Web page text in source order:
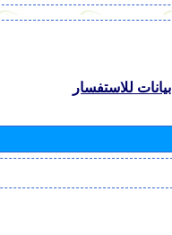
بيانات للاستفسار